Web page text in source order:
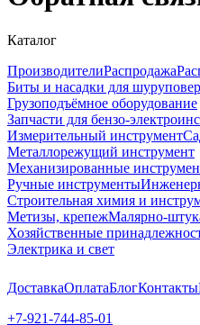
Каталог
ПроизводителиРаспродажа
Биты и насадки для
Грузоподъёмное оборудование
Запчасти для бензо-
Измерительный инструмент
Металлорежущий инструмент
Механизированные
Ручные инструменты
Строительная химия и
Метизы, крепежМалярно-
Хозяйственные
Электрика и свет
ДоставкаОплатаБлогКонтакты
+7-921-744-85-01